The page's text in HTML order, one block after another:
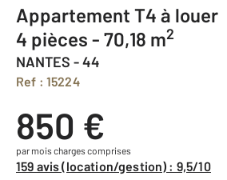
Appartement T4 à louer
4 pièces - 70,18 m2
NANTES - 44
Ref : 15224
850 €
par mois charges comprises
159 avis (location/gestion) : 9,5/10